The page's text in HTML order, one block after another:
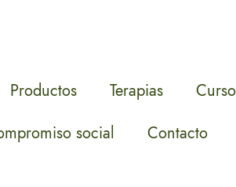
Productos Terapias
social
Contacto